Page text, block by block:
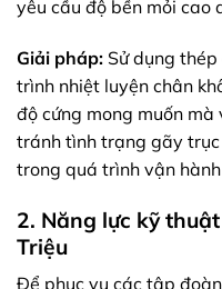
yêu cầu độ bền mỏi cao
Giải pháp: Sử dụng
trình nhiệt luyện chân
độ cứng mong muốn
tránh tình trạng gãy
trong quá trình vận
2. Năng lực kỹ
Triệu
Để phục vụ các tập